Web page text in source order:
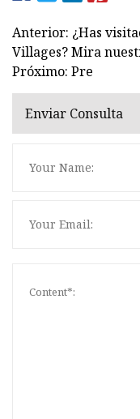
Anterior: ¿Has
Villages? Mira
Próximo: Pre
Enviar Consulta